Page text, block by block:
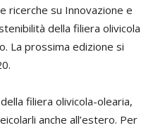
ricerche su Innovazione e
della filiera olivicola
La prossima edizione si
filiera olivicola-olearia,
anche all’estero. Per